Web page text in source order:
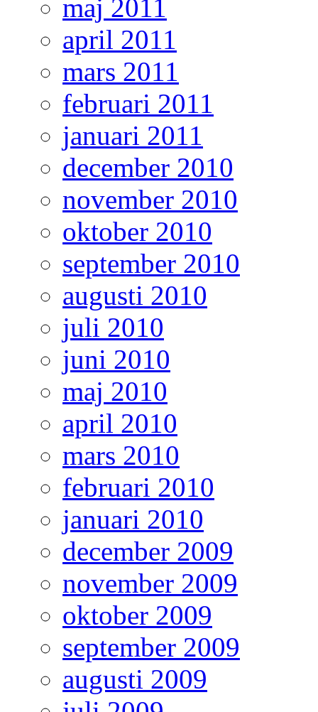
maj 2011
april 2011
mars 2011
februari 2011
januari 2011
december 2010
november 2010
oktober 2010
september 2010
augusti 2010
juli 2010
juni 2010
maj 2010
april 2010
mars 2010
februari 2010
januari 2010
december 2009
november 2009
oktober 2009
september 2009
augusti 2009